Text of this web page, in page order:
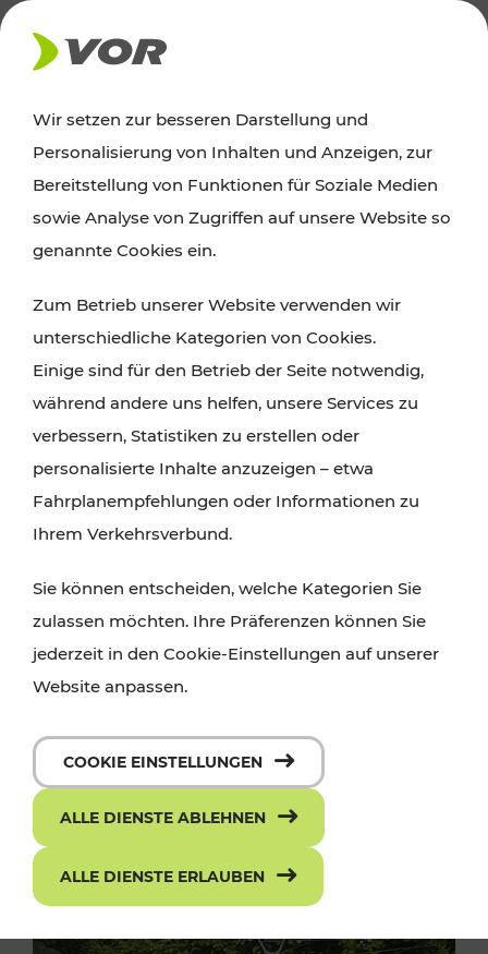
AKTUELLES
News
Alle wichtigen Meldungen zu Fahrplanänderungen,
finden Sie hier im Überblick.
Wir setzen zur besseren Darstellung und
Personalisierung von Inhalten und Anzeigen, zur
Bereitstellung von Funktionen für Soziale Medien
sowie Analyse von Zugriffen auf unsere Website so
genannte Cookies ein.
Zum Betrieb unserer Website verwenden wir
unterschiedliche Kategorien von Cookies.
Einige sind für den Betrieb der Seite notwendig,
während andere uns helfen, unsere Services zu
verbessern, Statistiken zu erstellen oder
personalisierte Inhalte anzuzeigen – etwa
Fahrplanempfehlungen oder Informationen zu
Ihrem Verkehrsverbund.
Sie können entscheiden, welche Kategorien Sie
zulassen möchten. Ihre Präferenzen können Sie
jederzeit in den Cookie-Einstellungen auf unserer
Website anpassen.
COOKIE EINSTELLUNGEN
ALLE DIENSTE ABLEHNEN
ALLE DIENSTE ERLAUBEN